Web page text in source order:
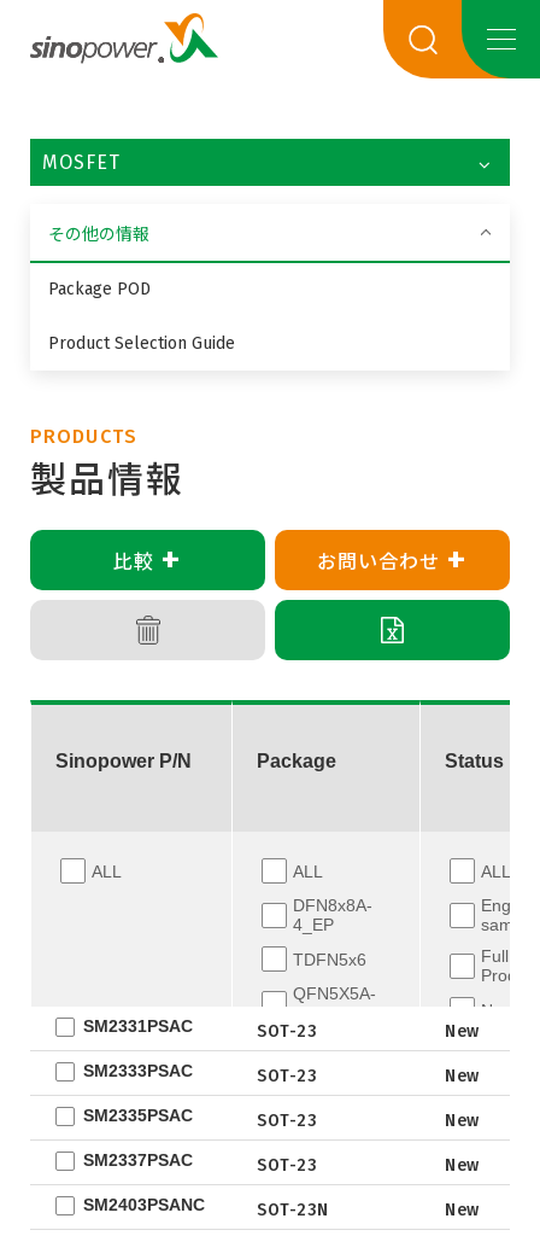
MOSFET
その他の情報
Package POD
Product Selection Guide
PRODUCTS
製品情報
比較 + お問い合わせ +
Sinopower P/N Package Status
ALL
ALL
DFN8x8A-
4_EP
TDFN5x6
QFN5X5A-
WLCSP
EWLCSP-A
DFN0.6x1.0-
3_EP
TSOT-23
TSOT-23-6
ALL
sample
Full
New
EOL
New
SM2331PSAC SOT-23 New
SM2333PSAC SOT-23 New
SM2335PSAC SOT-23 New
SM2337PSAC SOT-23 New
SM2403PSANC SOT-23N New